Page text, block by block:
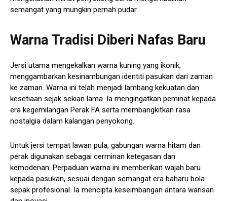
semangat yang mungkin pernah pudar.
Warna Tradisi Diberi Nafas Baru
Jersi utama mengekalkan warna kuning yang ikonik,
menggambarkan kesinambungan identiti pasukan dari zaman
ke zaman. Warna ini telah menjadi lambang kekuatan dan
kesetiaan sejak sekian lama. Ia mengingatkan peminat kepada
era kegemilangan Perak FA serta membangkitkan rasa
nostalgia dalam kalangan penyokong.
Untuk jersi tempat lawan pula, gabungan warna hitam dan
perak digunakan sebagai cerminan ketegasan dan
kemodenan. Perpaduan warna ini memberikan wajah baru
kepada pasukan, sesuai dengan semangat era baharu bola
sepak profesional. Ia mencipta keseimbangan antara warisan